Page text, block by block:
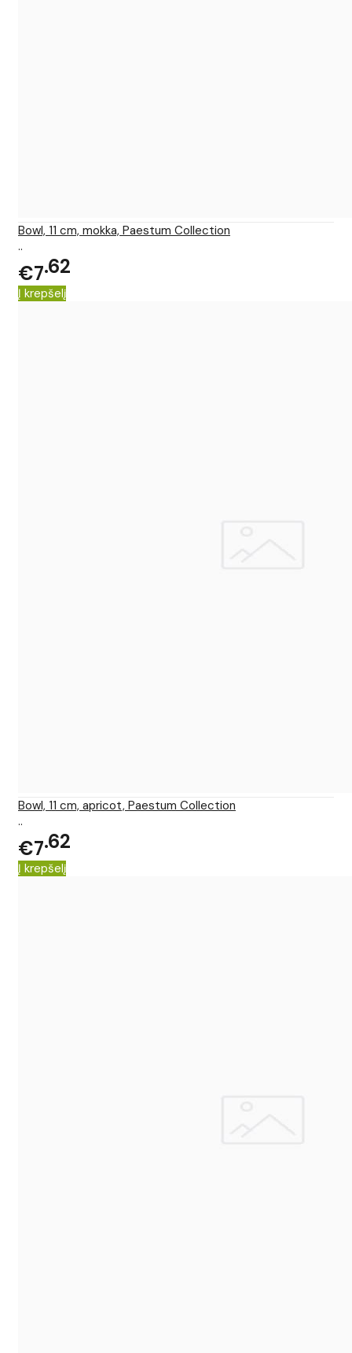
Bowl, 11 cm, mokka, Paestum Collection
..
€7 62
Į krepšelį
Bowl, 11 cm, apricot, Paestum Collection
..
€7 62
Į krepšelį